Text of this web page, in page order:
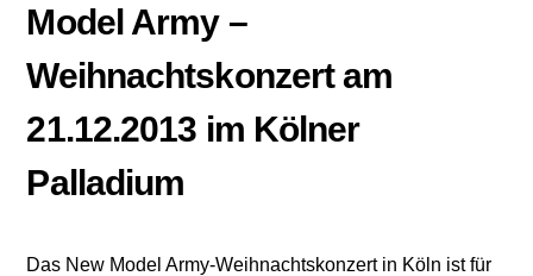
Model Army –
Weihnachtskonzert am
21.12.2013 im Kölner
Palladium
Das New Model Army-Weihnachtskonzert in Köln ist für